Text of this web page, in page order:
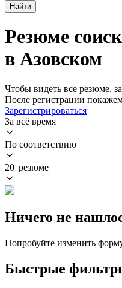
Найти
Резюме
в Азовском
Чтобы видеть все резюме,
После регистрации
Зарегистрироваться
За всё время
По соответствию
20 резюме
Ничего не
Попробуйте изменить
Быстрые